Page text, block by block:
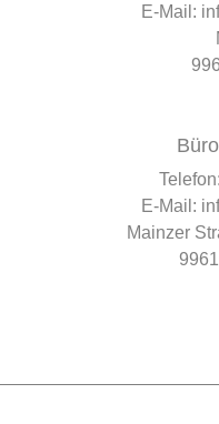
E-Mail:
Telefon:
E-Mail:
Mainzer